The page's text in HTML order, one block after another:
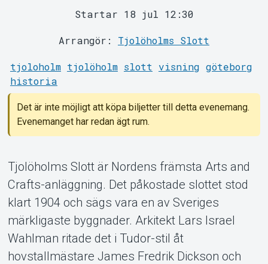
Om Tickster
Startar 18 jul 12:30
Arrangör: Tjolöholms Slott
tjoloholm tjolöholm slott visning göteborg
historia
Det är inte möjligt att köpa biljetter till detta evenemang.
Evenemanget har redan ägt rum.
Tjolöholms Slott är Nordens främsta Arts and
Crafts-anläggning. Det påkostade slottet stod
klart 1904 och sägs vara en av Sveriges
märkligaste byggnader. Arkitekt Lars Israel
Wahlman ritade det i Tudor-stil åt
hovstallmästare James Fredrik Dickson och